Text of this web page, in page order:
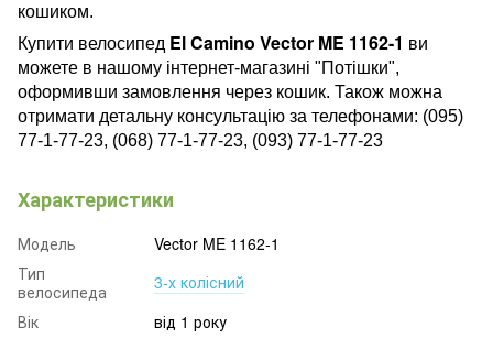
кошиком.
Купити велосипед El Camino Vector ME 1162-1 ви
можете в нашому інтернет-магазині "Потішки",
оформивши замовлення через кошик. Також можна
отримати детальну консультацію за телефонами: (095)
77-1-77-23, (068) 77-1-77-23, (093) 77-1-77-23
Характеристики
Модель
Vector ME 1162-1
Тип
велосипеда
3-х колісний
Вік
від 1 року